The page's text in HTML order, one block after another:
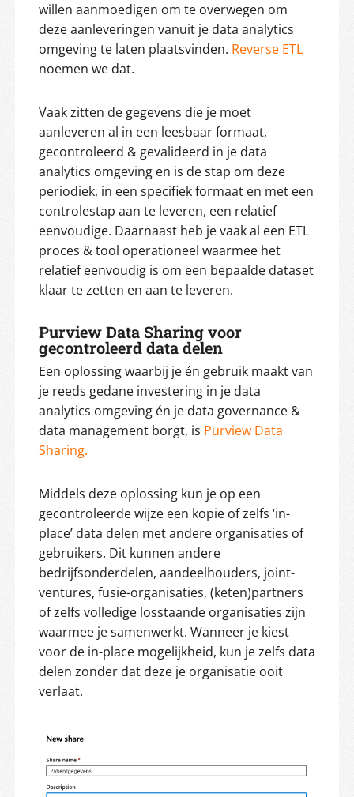
willen aanmoedigen om te overwegen om
deze aanleveringen vanuit je data analytics
omgeving te laten plaatsvinden. Reverse ETL
noemen we dat.
Vaak zitten de gegevens die je moet
aanleveren al in een leesbaar formaat,
gecontroleerd & gevalideerd in je data
analytics omgeving en is de stap om deze
periodiek, in een specifiek formaat en met een
controlestap aan te leveren, een relatief
eenvoudige. Daarnaast heb je vaak al een ETL
proces & tool operationeel waarmee het
relatief eenvoudig is om een bepaalde dataset
klaar te zetten en aan te leveren.
Purview Data Sharing voor
gecontroleerd data delen
Een oplossing waarbij je én gebruik maakt van
je reeds gedane investering in je data
analytics omgeving én je data governance &
data management borgt, is Purview Data
Sharing.
Middels deze oplossing kun je op een
gecontroleerde wijze een kopie of zelfs ‘in-
place’ data delen met andere organisaties of
gebruikers. Dit kunnen andere
bedrijfsonderdelen, aandeelhouders, joint-
ventures, fusie-organisaties, (keten)partners
of zelfs volledige losstaande organisaties zijn
waarmee je samenwerkt. Wanneer je kiest
voor de in-place mogelijkheid, kun je zelfs data
delen zonder dat deze je organisatie ooit
verlaat.